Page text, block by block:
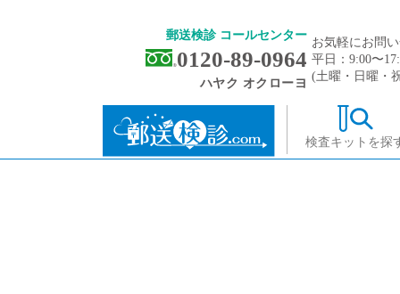
郵送検診 コールセンター
0120-89-0964
ハヤク オクローヨ
お気軽にお問
平日：9:00〜
(土曜・日曜・
検査キットを探